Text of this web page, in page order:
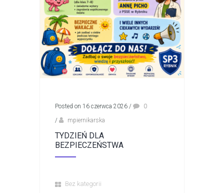
Posted on 16 czerwca 2026 /
0
/
mpiernikarska
TYDZIEŃ DLA
BEZPIECZEŃSTWA
Bez kategorii